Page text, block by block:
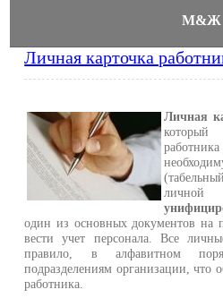
М&Ж
Личная карточка
Личная
один из основных документов на
вести учет персонала. Все
правило, в алфавитном
подразделениям организации, что
работника.